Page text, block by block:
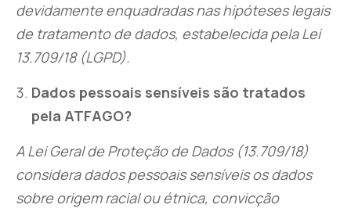
devidamente enquadradas nas hipóteses legais
de tratamento de dados, estabelecida pela Lei
13.709/18 (LGPD).
Dados pessoais sensíveis são tratados
pela ATFAGO?
A Lei Geral de Proteção de Dados (13.709/18)
considera dados pessoais sensíveis os dados
sobre origem racial ou étnica, convicção